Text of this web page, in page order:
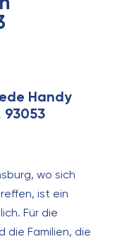
Handy
93053
wo sich
ist ein
Für die
die Familien, die